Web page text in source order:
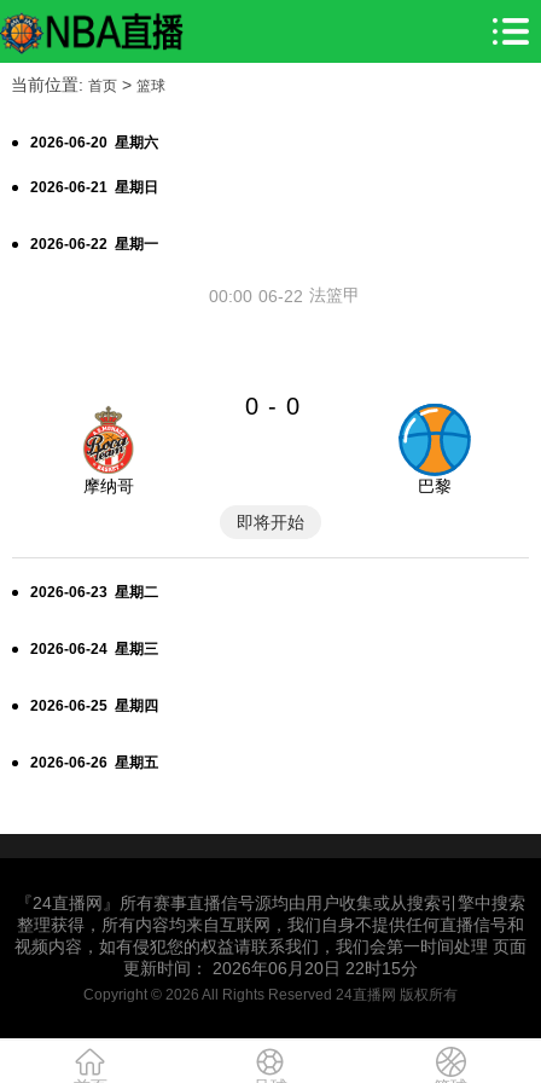
当前位置: 首页> 篮球
2026-06-20 星期六
2026-06-21 星期日
2026-06-22 星期一
06-22
00:00 法篮甲
摩纳哥
0 - 0
巴黎
即将开始
2026-06-23 星期二
2026-06-24 星期三
2026-06-25 星期四
2026-06-26 星期五
『24直播网』所有赛事直播信号源均由用户收集或从搜索引擎中搜索
整理获得，所有内容均来自互联网，我们自身不提供任何直播信号和
视频内容，如有侵犯您的权益请联系我们，我们会第一时间处理 页面
更新时间： 2026年06月20日 22时15分
Copyright © 2026 All Rights Reserved 24直播网 版权所有